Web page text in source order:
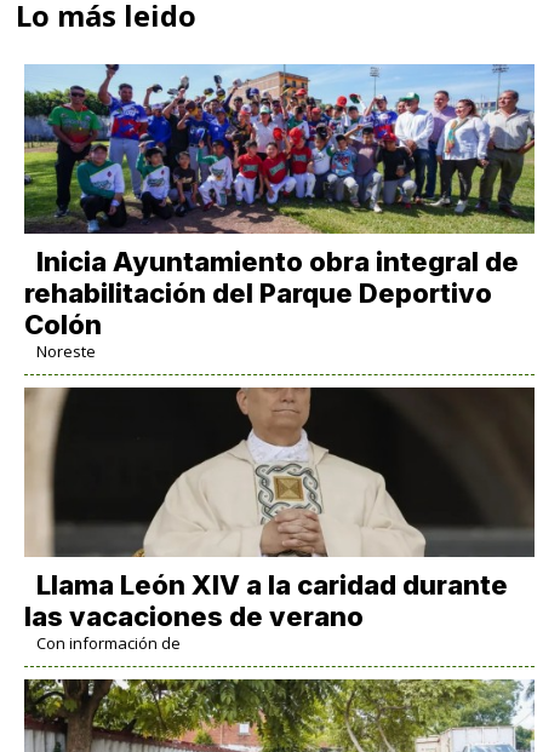
Lo más leido
Inicia Ayuntamiento obra integral de
rehabilitación del Parque Deportivo
Colón
Noreste
Llama León XIV a la caridad durante
las vacaciones de verano
Con información de